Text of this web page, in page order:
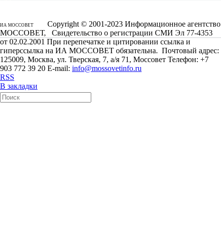
ИА МОССОВЕТ
Copyright © 2001-2023 Информационное агентство
МОССОВЕТ, Свидетельство о регистрации СМИ Эл 77-4353
от 02.02.2001 При перепечатке и цитировании ссылка и
гиперссылка на ИА МОССОВЕТ обязательна. Почтовый адрес:
125009, Москва, ул. Тверская, 7, а/я 71, Моссовет Телефон: +7
903 772 39 20 E-mail: info@mossovetinfo.ru
RSS
В закладки